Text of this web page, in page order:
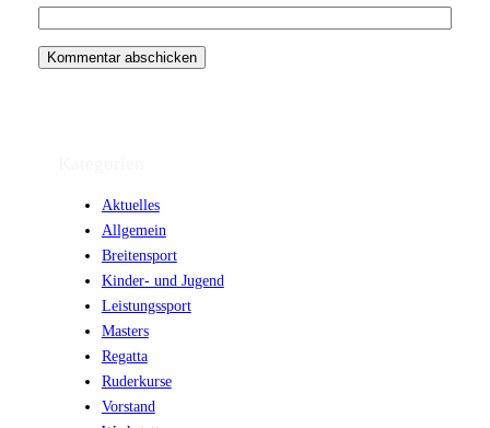
Aktuelles
Allgemein
Breitensport
Kinder- und Jugend
Leistungssport
Masters
Regatta
Ruderkurse
Vorstand